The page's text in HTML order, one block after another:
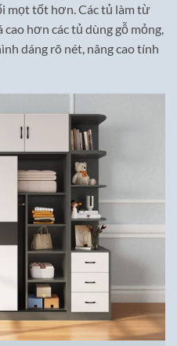
mọt tốt hơn. Các tủ làm từ
cao hơn các tủ dùng gỗ mỏng,
dáng rõ nét, nâng cao tính